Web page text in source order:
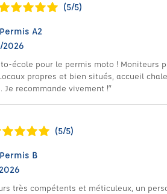
(5/5)
A2
2026
école pour le permis moto ! Moniteurs
propres et bien situés, accueil
Je recommande vivement !”
(5/5)
B
très compétents et méticuleux, un